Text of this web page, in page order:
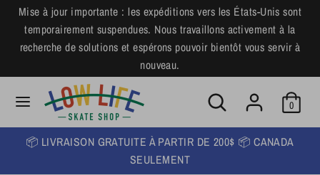
Passer
contenu
Mise à jour importante : les expéditions vers les États-Unis sont
temporairement suspendues. Nous travaillons activement à la
recherche de solutions et espérons pouvoir bientôt vous servir à
nouveau.
Recherche
Rechercher
dans
la
boutique
0
L
a
n
g
u
e
Français
dans
la
boutique
📦 LIVRAISON GRATUITE À PARTIR DE 200$ 📦 CANADA
SEULEMENT